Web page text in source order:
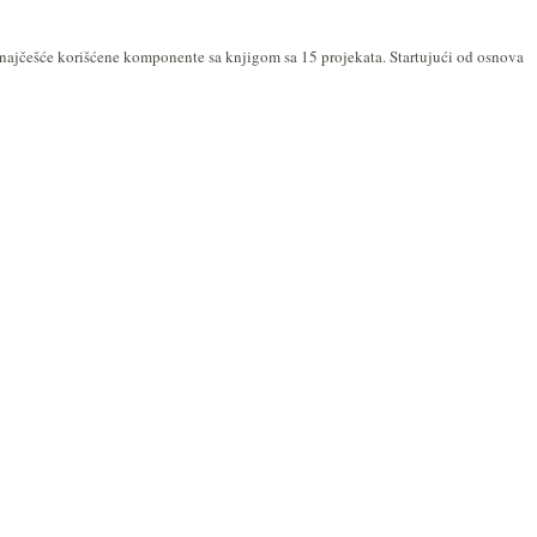
korišćene komponente sa knjigom sa 15 projekata. Startujući od osnova